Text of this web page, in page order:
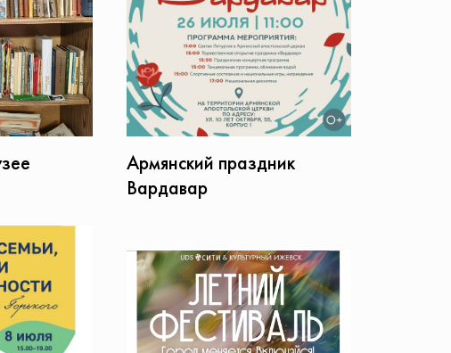
Армянский праздник
Вардавар